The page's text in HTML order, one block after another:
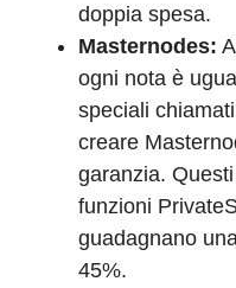
doppia spesa.
Masternodes:
ogni nota è
speciali
creare
garanzia.
funzioni
guadagnano
45%.